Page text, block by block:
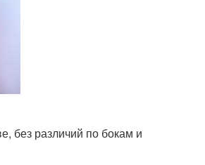
без различий по бокам и